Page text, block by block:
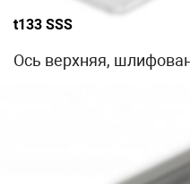
t133 SSS
Ось верхняя,